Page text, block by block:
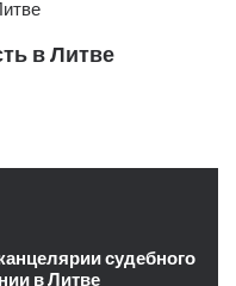
в Литве
судебного
в Литве